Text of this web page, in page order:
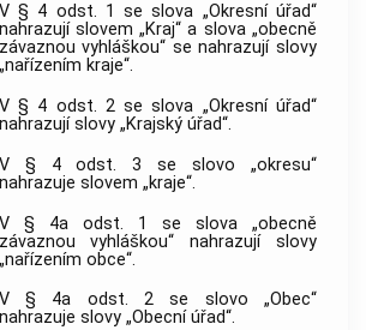
V § 4 odst. 1 se slova „Okresní úřad“
nahrazují slovem „Kraj“ a slova „obecně
závaznou vyhláškou“ se nahrazují slovy
„nařízením kraje“.
V § 4 odst. 2 se slova „Okresní úřad“
nahrazují slovy „Krajský úřad“.
V § 4 odst. 3 se slovo „okresu“
nahrazuje slovem „kraje“.
V § 4a odst. 1 se slova „obecně
závaznou vyhláškou“ nahrazují slovy
„nařízením obce“.
V § 4a odst. 2 se slovo „Obec“
nahrazuje slovy „Obecní úřad“.